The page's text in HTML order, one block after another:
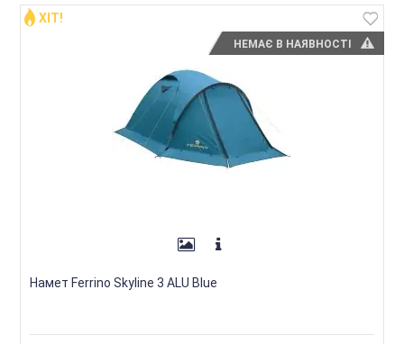
НЕМАЄ В НАЯВНОСТІ
ХІТ!
Намет Ferrino Skyline 3 ALU Blue